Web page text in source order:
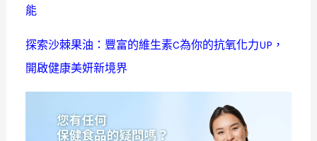
能
探索沙棘果油：豐富的維生素C為你的抗氧化力UP，
開啟健康美妍新境界